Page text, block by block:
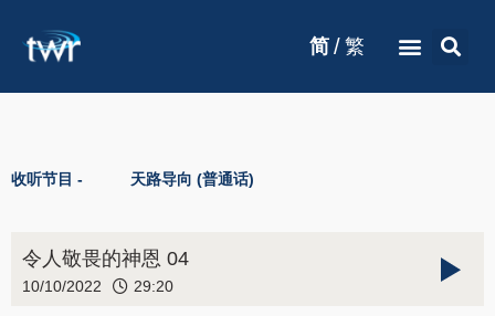
简 / 繁
收听节目 - 天路导向 (普通话)
令人敬畏的神恩 04
10/10/2022 29:20